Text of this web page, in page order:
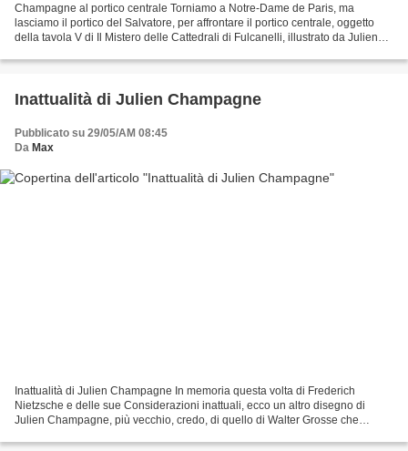
Champagne al portico centrale Torniamo a Notre-Dame de Paris, ma
lasciamo il portico del Salvatore, per affrontare il portico centrale, oggetto
della tavola V di Il Mistero delle Cattedrali di Fulcanelli, illustrato da Julien
Inattualità di Julien Champagne
Pubblicato su 29/05/AM 08:45
Da Max
Inattualità di Julien Champagne In memoria questa volta di Frederich
Nietzsche e delle sue Considerazioni inattuali, ecco un altro disegno di
Julien Champagne, più vecchio, credo, di quello di Walter Grosse che